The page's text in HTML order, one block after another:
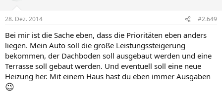
28. Dez. 2014 #2.649
Bei mir ist die Sache eben, dass die Prioritäten eben anders
liegen. Mein Auto soll die große Leistungssteigerung
bekommen, der Dachboden soll ausgebaut werden und eine
Terrasse soll gebaut werden. Und eventuell soll eine neue
Heizung her. Mit einem Haus hast du eben immer Ausgaben
😉